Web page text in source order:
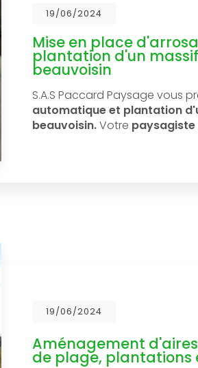
19/06/2024
Mise en place
plantation d'un
beauvoisin
S.A.S Paccard Paysage vous
automatique et plantation
beauvoisin.Votre paysagiste
19/06/2024
Aménagement
de plage, plantations